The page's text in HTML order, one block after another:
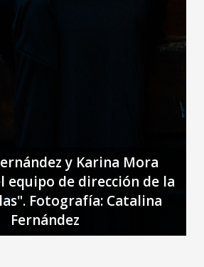
y Karina Mora
equipo de dirección de la
Fotografía: Catalina
Fernández